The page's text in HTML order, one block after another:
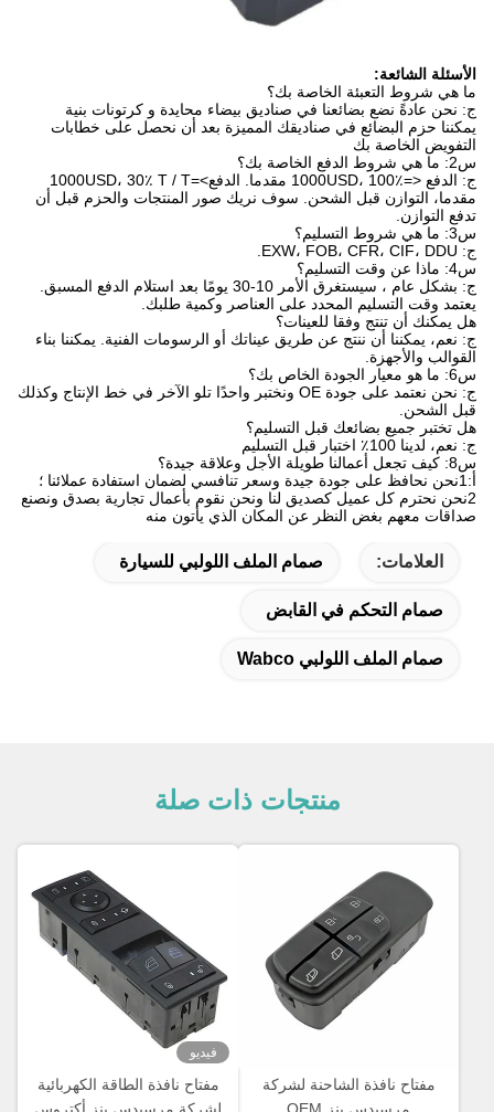
الأسئلة الشائعة:
ما هي شروط التعبئة الخاصة بك؟
ج: نحن عادةً نضع بضائعنا في صناديق بيضاء محايدة و كرتونات بنية
يمكننا حزم البضائع في صناديقك المميزة بعد أن نحصل على خطابات
التفويض الخاصة بك
س2: ما هي شروط الدفع الخاصة بك؟
ج: الدفع <=1000USD، 100٪ مقدما. الدفع>=1000USD، 30٪ T / T
مقدما، التوازن قبل الشحن. سوف نريك صور المنتجات والحزم قبل أن
تدفع التوازن.
س3: ما هي شروط التسليم؟
ج: EXW، FOB، CFR، CIF، DDU.
س4: ماذا عن وقت التسليم؟
ج: بشكل عام ، سيستغرق الأمر 10-30 يومًا بعد استلام الدفع المسبق.
يعتمد وقت التسليم المحدد على العناصر وكمية طلبك.
هل يمكنك أن تنتج وفقا للعينات؟
ج: نعم، يمكننا أن ننتج عن طريق عيناتك أو الرسومات الفنية. يمكننا بناء
القوالب والأجهزة.
س6: ما هو معيار الجودة الخاص بك؟
ج: نحن نعتمد على جودة OE ونختبر واحدًا تلو الآخر في خط الإنتاج وكذلك
قبل الشحن.
هل تختبر جميع بضائعك قبل التسليم؟
ج: نعم، لدينا 100٪ اختبار قبل التسليم
س8: كيف تجعل أعمالنا طويلة الأجل وعلاقة جيدة؟
أ:1نحن نحافظ على جودة جيدة وسعر تنافسي لضمان استفادة عملائنا ؛
2نحن نحترم كل عميل كصديق لنا ونحن نقوم بأعمال تجارية بصدق ونصنع
صداقات معهم بغض النظر عن المكان الذي يأتون منه
العلامات: صمام الملف اللولبي للسيارة
صمام التحكم في القابض
صمام الملف اللولبي Wabco
منتجات ذات صلة
مفتاح نافذة الشاحنة لشركة
فيديو
مفتاح نافذة الطاقة الكهربائية